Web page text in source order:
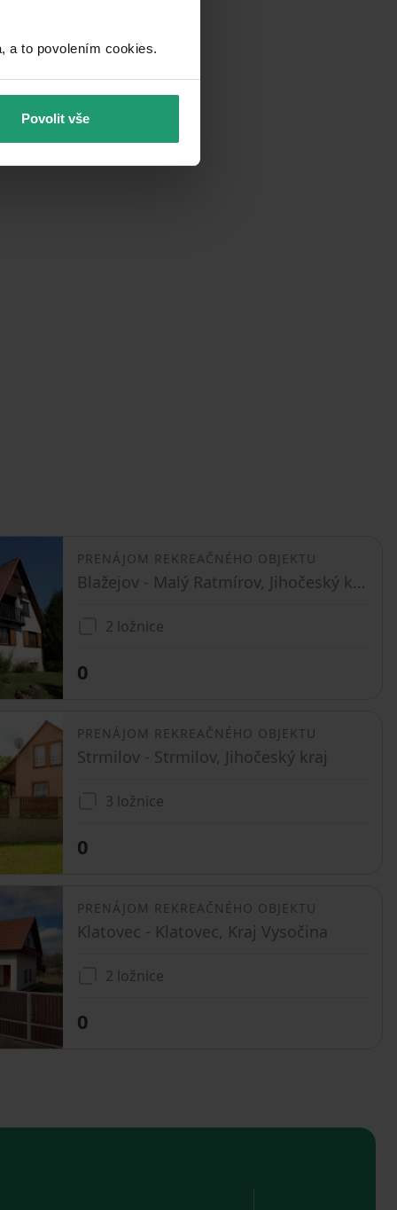
a to povolením cookies.​
Povolit vše
PRENÁJOM REKREAČNÉHO OBJEKTU
Blažejov - Malý Ratmírov, Jihočeský kraj
2 ložnice
0
PRENÁJOM REKREAČNÉHO OBJEKTU
Strmilov - Strmilov, Jihočeský kraj
3 ložnice
0
PRENÁJOM REKREAČNÉHO OBJEKTU
Klatovec - Klatovec, Kraj Vysočina
2 ložnice
0